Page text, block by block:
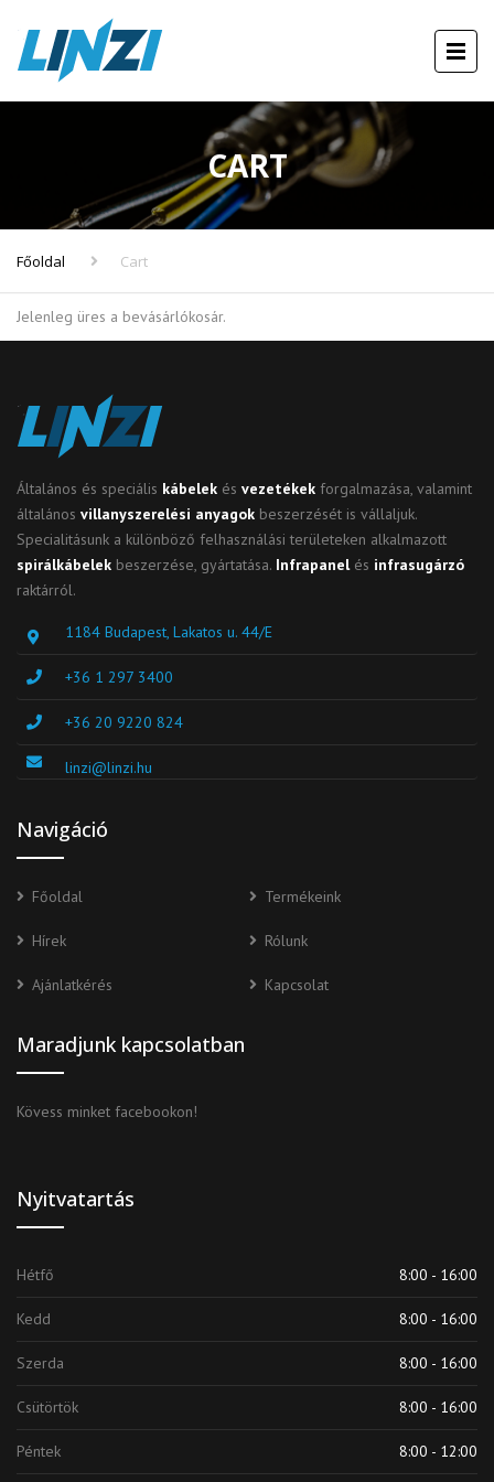
CART
Főoldal Cart
Jelenleg üres a bevásárlókosár.
Általános és speciális kábelek és vezetékek forgalmazása, valamint
általános villanyszerelési anyagok beszerzését is vállaljuk.
Specialitásunk a különböző felhasználási területeken alkalmazott
spirálkábelek beszerzése, gyártatása. Infrapanel és infrasugárzó
raktárról.
1184 Budapest, Lakatos u. 44/E
+36 1 297 3400
+36 20 9220 824
linzi@linzi.hu
Navigáció
Főoldal Termékeink
Hírek Rólunk
Ajánlatkérés Kapcsolat
Maradjunk kapcsolatban
Kövess minket facebookon!
Nyitvatartás
Hétfő 8:00 - 16:00
Kedd 8:00 - 16:00
Szerda 8:00 - 16:00
Csütörtök 8:00 - 16:00
Péntek 8:00 - 12:00